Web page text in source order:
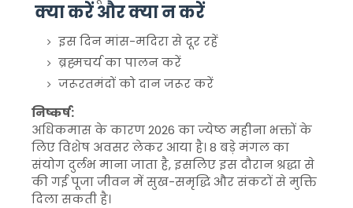
क्या करें और क्या न करें
इस दिन मांस-मदिरा से दूर रहें
ब्रह्मचर्य का पालन करें
जरूरतमंदों को दान जरूर करें
निष्कर्ष:
अधिकमास के कारण 2026 का ज्येष्ठ महीना भक्तों के
लिए विशेष अवसर लेकर आया है। 8 बड़े मंगल का
संयोग दुर्लभ माना जाता है, इसलिए इस दौरान श्रद्धा से
की गई पूजा जीवन में सुख-समृद्धि और संकटों से मुक्ति
दिला सकती है।